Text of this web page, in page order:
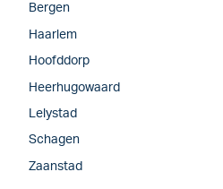
Bergen
Haarlem
Hoofddorp
Heerhugowaard
Lelystad
Schagen
Zaanstad